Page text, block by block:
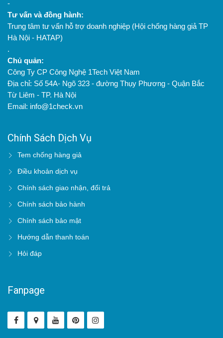
-
Tư vấn và đồng hành:
Trung tâm tư vấn hỗ trợ doanh nghiệp (Hội chống hàng giả TP
Hà Nội - HATAP)
.
Chủ quản:
Công Ty CP Công Nghệ 1Tech Việt Nam
Địa chỉ: Số 54A- Ngõ 323 - đường Thụy Phương - Quận Bắc
Từ Liêm - TP. Hà Nội
Email: info@1check.vn
Chính Sách Dịch Vụ
Tem chống hàng giả
Điều khoản dịch vụ
Chính sách giao nhận, đổi trả
Chính sách bảo hành
Chính sách bảo mật
Hướng dẫn thanh toán
Hỏi đáp
Fanpage